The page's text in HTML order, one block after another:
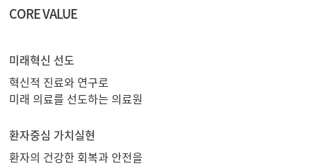
CORE VALUE
미래혁신 선도
혁신적 진료와 연구로
미래 의료를 선도하는 의료원
환자중심 가치실현
환자의 건강한 회복과 안전을